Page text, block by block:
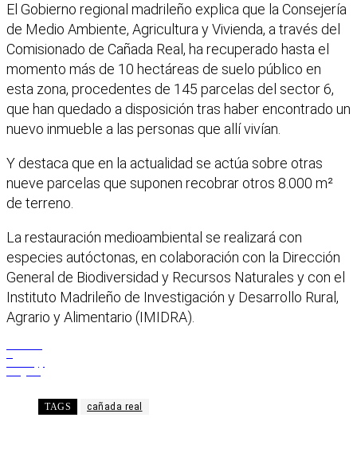
El Gobierno regional madrileño explica que la Consejería
de Medio Ambiente, Agricultura y Vivienda, a través del
Comisionado de Cañada Real, ha recuperado hasta el
momento más de 10 hectáreas de suelo público en
esta zona, procedentes de 145 parcelas del sector 6,
que han quedado a disposición tras haber encontrado un
nuevo inmueble a las personas que allí vivían.
Y destaca que en la actualidad se actúa sobre otras
nueve parcelas que suponen recobrar otros 8.000 m²
de terreno.
La restauración medioambiental se realizará con
especies autóctonas, en colaboración con la Dirección
General de Biodiversidad y Recursos Naturales y con el
Instituto Madrileño de Investigación y Desarrollo Rural,
Agrario y Alimentario (IMIDRA).
TAGS cañada real